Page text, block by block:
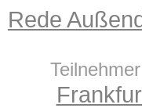
Rede